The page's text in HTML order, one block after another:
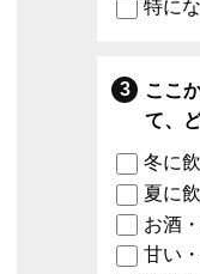
特に
ここ
て、
冬に
夏に
お酒
甘い